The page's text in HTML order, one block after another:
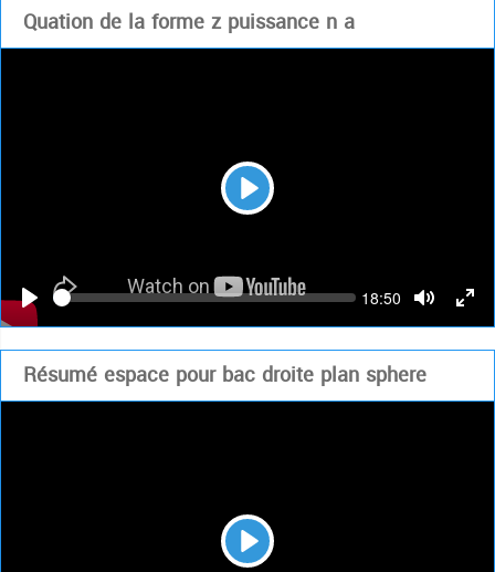
Quation de la forme z puissance n a
Play
Play
Seek Current
18:50
Mute
Résumé espace pour bac droite plan sphere
Play